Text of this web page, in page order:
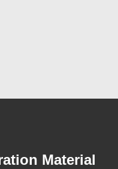
Material